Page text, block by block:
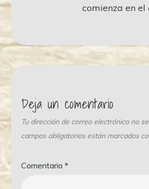
comienza en el
Deja un comentario
Tu dirección de correo electrónico no
campos obligatorios están marcados
Comentario*